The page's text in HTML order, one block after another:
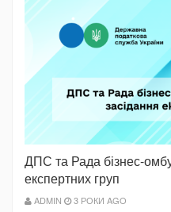
ДПС та Рада бізнес-
експертних груп
ADMIN 3 РОКИ AGO